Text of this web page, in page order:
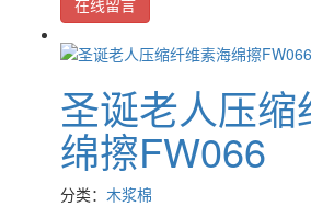
圣诞老人压缩
绵擦FW066
分类： 木浆棉